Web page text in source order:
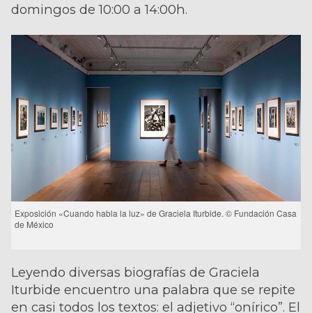
domingos de 10:00 a 14:00h.
Exposición «Cuando habla la luz» de Graciela Iturbide. © Fundación Casa
de México
Leyendo diversas biografías de Graciela
Iturbide encuentro una palabra que se repite
en casi todos los textos: el adjetivo “onírico”. El